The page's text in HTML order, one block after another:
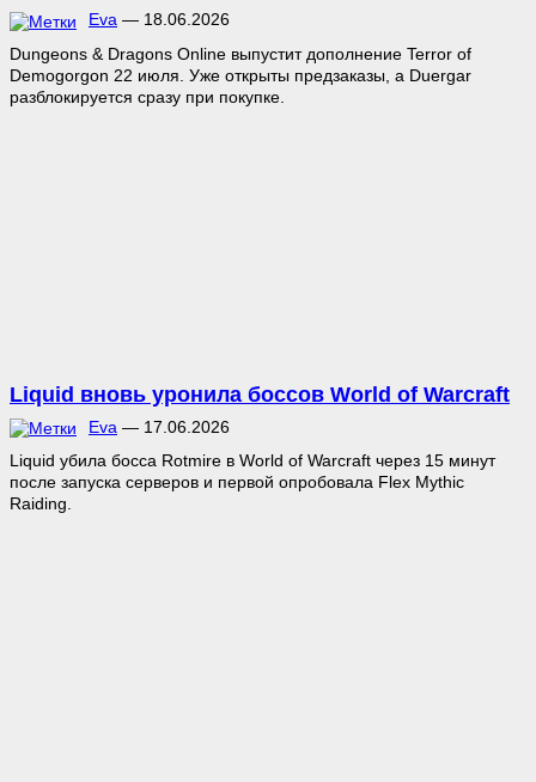
Eva — 18.06.2026
Dungeons & Dragons Online выпустит дополнение Terror of
Demogorgon 22 июля. Уже открыты предзаказы, а Duergar
разблокируется сразу при покупке.
Liquid вновь уронила боссов World of Warcraft
Eva — 17.06.2026
Liquid убила босса Rotmire в World of Warcraft через 15 минут
после запуска серверов и первой опробовала Flex Mythic
Raiding.